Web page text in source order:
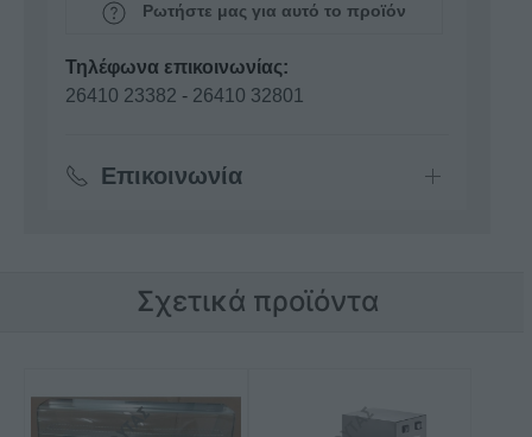
Ρωτήστε μας για αυτό το προϊόν
Τηλέφωνα επικοινωνίας:
26410 23382 - 26410 32801
Επικοινωνία
Σχετικά προϊόντα